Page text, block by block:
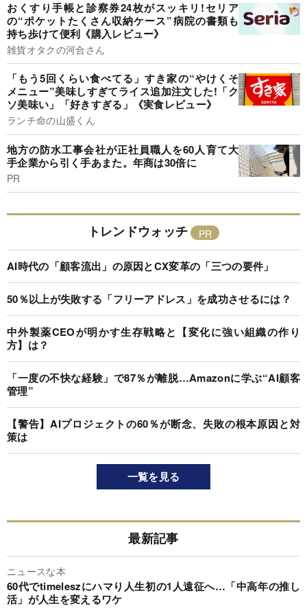
おくすり手帳と診察券24枚がスッキリ!セリア
の“ポケットたくさん収納ケース”病院の書類も
持ち歩けて便利《購入レビュー》
雑貨オタクの河合さん
「もう5回くらい食べてる」すき家の“やけくそ
メニュー”美味しすぎてライス追加注文した!「ク
ソ美味い」「好きすぎる」《実食レビュー》
ランチ命の山盛くん
地方の防水工事会社が正社員職人を60人育て大
手企業から引く手あまた。年商は30倍に
PR
トレンドウォッチ
AI時代の「顧客流出」の原因とCX変革の「三つの要件」
50％以上が失敗する「フリーアドレス」を成功させるには？
中外製薬CEOが明かす生存戦略と【変化に強い組織の作り
方】は？
「一度の不快な経験」で87％が離脱…Amazonに学ぶ“AI顧客
管理”
【警告】AIプロジェクトの60％が断念、失敗の根本原因と対
策は
一覧を見る
最新記事
ニュースな本
60代でtimeleszにハマり人生初の1人遠征へ…「中高年の推し
活」が人生を変えるワケ